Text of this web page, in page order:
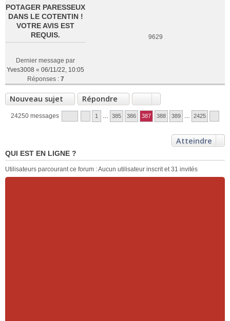
POTAGER PARESSEUX
DANS LE COTENTIN !
VOTRE AVIS EST
REQUIS.
Dernier message par
Yves3008 « 06/11/22, 10:05
Réponses : 7
9629
Nouveau sujet Répondre
24250 messages 1 385 386 387 388 389 2425
Atteindre
QUI EST EN LIGNE ?
Utilisateurs parcourant ce forum : Aucun utilisateur inscrit et 31 invités